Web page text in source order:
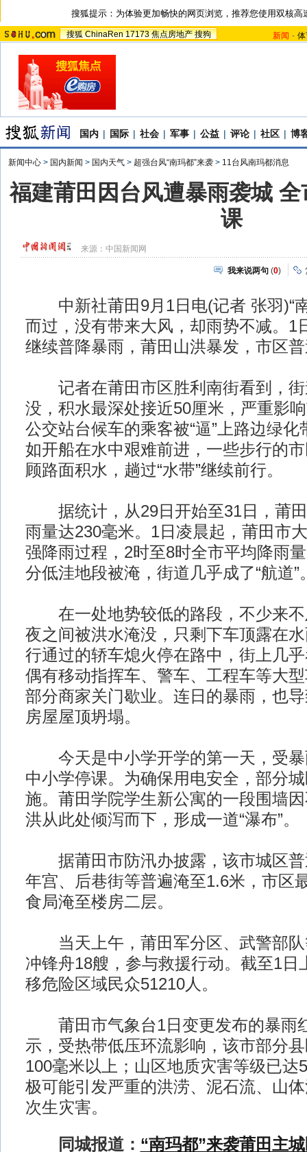
搜狐提示：为体验更加畅快的网页浏览，推荐您使用双核高
搜狐 ChinaRen 17173 焦点房地产 搜狗 新闻 -
国内 | 国际 | 社会 | 军事 | 公益 | 评论 | 社区 | 博
新闻中心 > 国内新闻 > 国内天气 > 超强台风“南玛都”来袭 > 11台风南玛都消息
福建莆田因台风遭暴雨袭城
课
来源： 中国新闻网
我来说两句 (0)
中新社莆田9月1日电(记者 张羽)“
而过，没有带来大风，却雨势不减。1
继续普降暴雨，莆田山洪暴发，市区
记者在莆田市区胜利南街看到，街
没，积水最深处接近50厘米，严重影
公交站台候车的乘客被“逼”上路边绿
如开船在水中艰难前进，一些步行的
顾路面积水，趟过“水带”继续前行。
据统计，从29日开始至31日，莆田
雨量达230毫米。1日凌晨起，莆田市
强降雨过程，2时至8时全市平均降雨
分低洼地段被淹，街道几乎成了“航道”
在一处地势较低的路段，不少来不
夜之间被洪水淹没，只剩下车顶露在
行通过的轿车熄火停在路中，街上几
偶有移动指挥车、警车、工程车等大
部分商家关门歇业。连日的暴雨，也
房屋屋顶坍塌。
今天是中小学开学的第一天，受暴
中小学停课。为确保用电安全，部分
施。莆田学院学生新公寓的一段围墙
洪从此处倾泻而下，形成一道“瀑布”。
据莆田市防汛办披露，该市城区普
年宫、后巷街等普遍淹至1.6米，市区
食局淹至楼房二层。
当天上午，莆田军分区、武警部队
冲锋舟18艘，参与救援行动。截至1日
移危险区域民众51210人。
莆田市气象台1日变更发布的暴雨
示，受热带低压环流影响，该市部分
100毫米以上；山区地质灾害等级已达
极可能引发严重的洪涝、泥石流、山
次生灾害。
同城报道： “南玛都”来袭莆田主